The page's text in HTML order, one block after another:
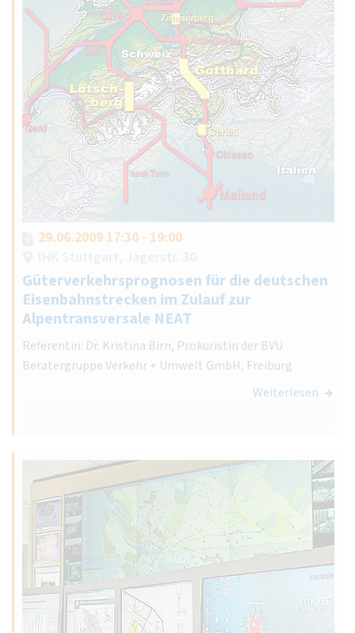
29.06.2009 17:30 - 19:00
Güterverkehrsprognosen für die deutschen
Eisenbahnstrecken im Zulauf zur
Alpentransversale NEAT
Referentin: Dr. Kristina Birn, Prokuristin der BVU
Beratergruppe Verkehr + Umwelt GmbH, Freiburg
Weiterlesen